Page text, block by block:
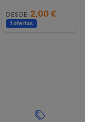
DESDE 2,00 €
1 ofertas